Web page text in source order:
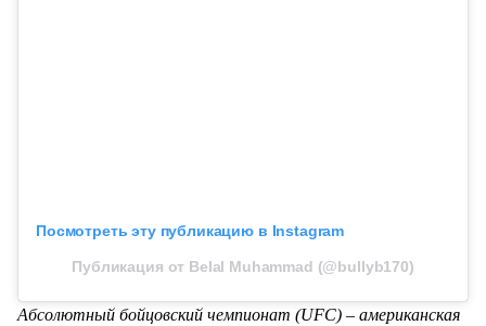
Посмотреть эту публикацию в Instagram
Публикация от Belal Muhammad (@bullyb170)
Абсолютный бойцовский чемпионат (UFC) – американская